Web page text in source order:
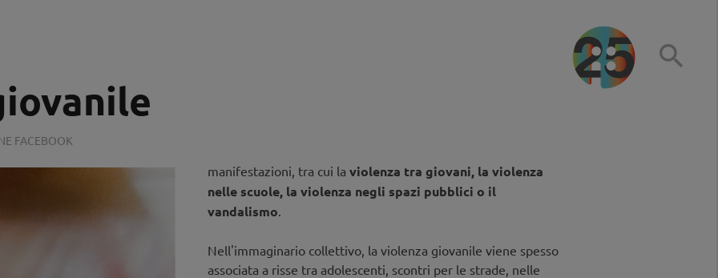

FACEBOOK
manifestazioni, tra cui la violenza tra giovani, la violenza
nelle scuole, la violenza negli spazi pubblici o il
vandalismo
Nell'immaginario collettivo, la violenza giovanile viene spesso
associata a risse tra adolescenti, scontri per le strade, nelle